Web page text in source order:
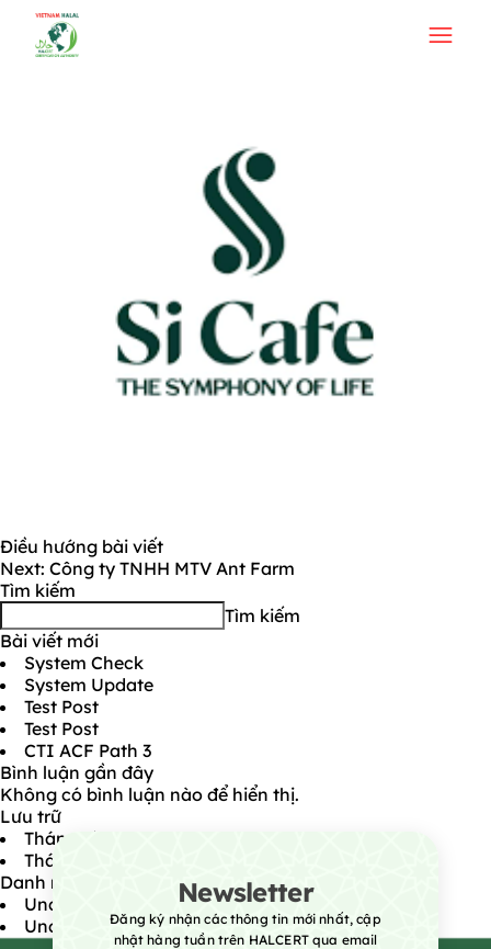
Công ty TNHH Thương mại Dịch vụ Sản xuất Xuất nhập
khẩu Si Cafe
Điều hướng bài viết
Next: Công ty TNHH MTV Ant Farm
Tìm kiếm
Tìm kiếm
Bài viết mới
System Check
System Update
Test Post
Test Post
CTI ACF Path 3
Bình luận gần đây
Không có bình luận nào để hiển thị.
Lưu trữ
Tháng tám 2026
Tháng bảy 2026
Danh mục
Uncategorized @vi
Uncategorized
Newsletter
Đăng ký nhận các thông tin mới nhất, cập
nhật hàng tuần trên HALCERT qua email